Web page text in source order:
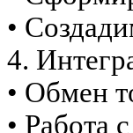
•
4.
• Обмен
• Работа